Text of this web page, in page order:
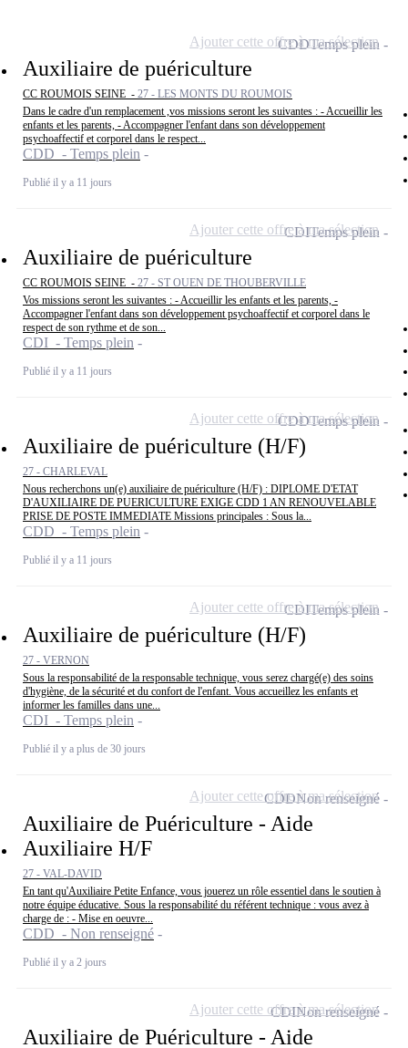
Auxiliaire de puériculture
CC ROUMOIS SEINE - 27 - LES MONTS DU ROUMOIS
Dans le cadre d'un remplacement ,vos missions seront les suivantes : - Accueillir les
enfants et les parents, - Accompagner l'enfant dans son développement
psychoaffectif et corporel dans le respect...
CDD - Temps plein
Publié il y a 11 jours
CDDTemps plein
Ajouter cette offre à ma sélection
Auxiliaire de puériculture
CC ROUMOIS SEINE - 27 - ST OUEN DE THOUBERVILLE
Vos missions seront les suivantes : - Accueillir les enfants et les parents, -
Accompagner l'enfant dans son développement psychoaffectif et corporel dans le
respect de son rythme et de son...
CDI - Temps plein
Publié il y a 11 jours
CDITemps plein
Ajouter cette offre à ma sélection
Auxiliaire de puériculture (H/F)
27 - CHARLEVAL
Nous recherchons un(e) auxiliaire de puériculture (H/F) : DIPLOME D'ETAT
D'AUXILIAIRE DE PUERICULTURE EXIGE CDD 1 AN RENOUVELABLE
PRISE DE POSTE IMMEDIATE Missions principales : Sous la...
CDD - Temps plein
Publié il y a 11 jours
CDDTemps plein
Ajouter cette offre à ma sélection
Auxiliaire de puériculture (H/F)
27 - VERNON
Sous la responsabilité de la responsable technique, vous serez chargé(e) des soins
d'hygiène, de la sécurité et du confort de l'enfant. Vous accueillez les enfants et
informer les familles dans une...
CDI - Temps plein
Publié il y a plus de 30 jours
CDITemps plein
Ajouter cette offre à ma sélection
Auxiliaire de Puériculture - Aide
Auxiliaire H/F
27 - VAL-DAVID
En tant qu'Auxiliaire Petite Enfance, vous jouerez un rôle essentiel dans le soutien à
notre équipe éducative. Sous la responsabilité du référent technique : vous avez à
charge de : - Mise en oeuvre...
CDD - Non renseigné
Publié il y a 2 jours
CDDNon renseigné
Ajouter cette offre à ma sélection
Auxiliaire de Puériculture - Aide
CDINon renseigné
Ajouter cette offre à ma sélection